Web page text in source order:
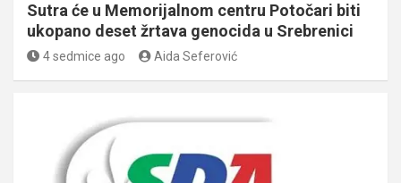
Sutra će u Memorijalnom centru Potočari biti
ukopano deset žrtava genocida u Srebrenici
4 sedmice ago Aida Seferović